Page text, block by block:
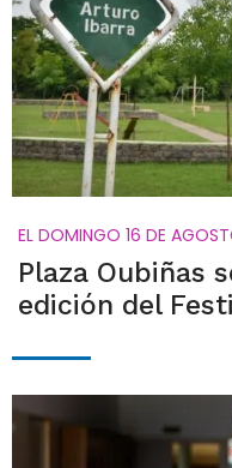
EL DOMINGO 16 DE
Plaza Oubiñas
edición del